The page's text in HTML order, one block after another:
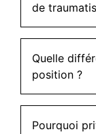
de
Quelle
position ?
Pourquoi